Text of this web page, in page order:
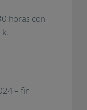
horas con
– fin